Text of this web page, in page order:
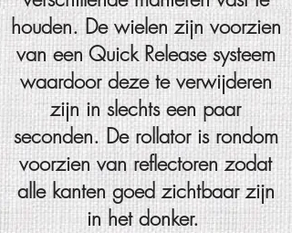
houden. De wielen zijn voorzien
van een Quick Release systeem
waardoor deze te verwijderen
zijn in slechts een paar
seconden. De rollator is rondom
voorzien van reflectoren zodat
alle kanten goed zichtbaar zijn
in het donker.